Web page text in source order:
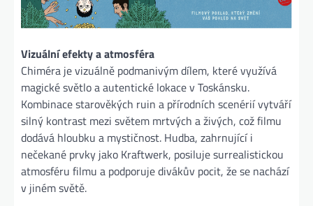
Vizuální efekty a atmosféra
Chiméra je vizuálně podmanivým dílem, které využívá
magické světlo a autentické lokace v Toskánsku.
Kombinace starověkých ruin a přírodních scenérií vytváří
silný kontrast mezi světem mrtvých a živých, což filmu
dodává hloubku a mystičnost. Hudba, zahrnující i
nečekané prvky jako Kraftwerk, posiluje surrealistickou
atmosféru filmu a podporuje divákův pocit, že se nachází
v jiném světě.